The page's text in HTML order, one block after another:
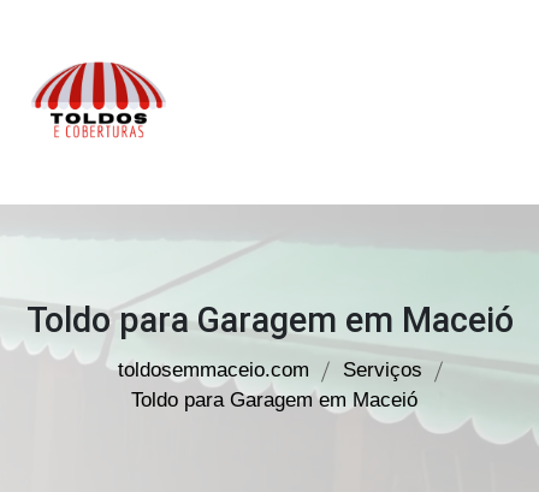
Toldos
Toldo para Garagem em Maceió
toldosemmaceio.com
Serviços
Toldo para Garagem em Maceió